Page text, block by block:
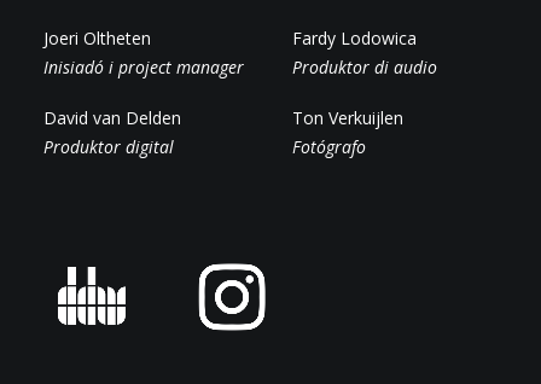
Joeri Oltheten
Inisiadó i project manager
David van Delden
Produktor digital
Fardy Lodowica
Produktor di audio
Ton Verkuijlen
Fotógrafo